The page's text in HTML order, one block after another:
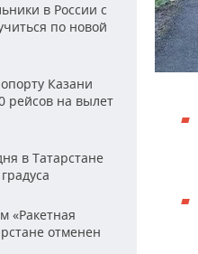
в России с
по новой
Казани
рейсов на вылет
в Татарстане
«Ракетная
отменен